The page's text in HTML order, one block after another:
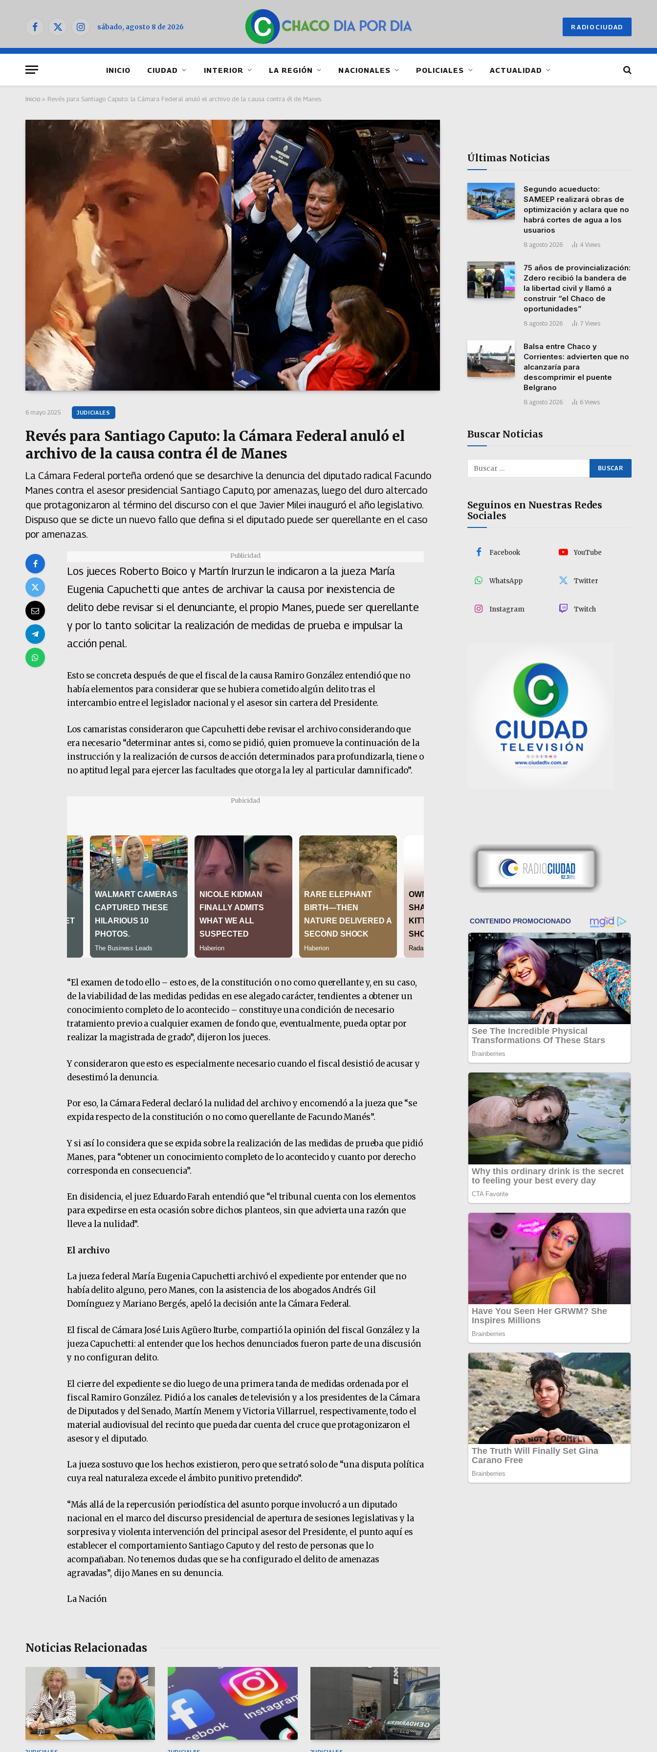
Facebook
X
Instagramsábado, agosto 8 de 2026 RADIOCIUDAD
INICIO CIUDAD INTERIOR LA REGIÓN NACIONALES POLICIALES ACTUALIDAD
Inicio » Revés para Santiago Caputo: la Cámara Federal anuló el archivo de la causa contra él de Manes
6 mayo 2025 JUDICIALES
Revés para Santiago Caputo: la Cámara Federal anuló el
archivo de la causa contra él de Manes
La Cámara Federal porteña ordenó que se desarchive la denuncia del diputado radical Facundo
Manes contra el asesor presidencial Santiago Caputo, por amenazas, luego del duro altercado
que protagonizaron al término del discurso con el que Javier Milei inauguró el año legislativo.
Dispuso que se dicte un nuevo fallo que defina si el diputado puede ser querellante en el caso
por amenazas.
Publicidad
Los jueces Roberto Boico y Martín Irurzun le indicaron a la jueza María
Eugenia Capuchetti que antes de archivar la causa por inexistencia de
delito debe revisar si el denunciante, el propio Manes, puede ser querellante
y por lo tanto solicitar la realización de medidas de prueba e impulsar la
acción penal.
Esto se concreta después de que el fiscal de la causa Ramiro González entendió que no
había elementos para considerar que se hubiera cometido algún delito tras el
intercambio entre el legislador nacional y el asesor sin cartera del Presidente.
Los camaristas consideraron que Capcuhetti debe revisar el archivo considerando que
era necesario “determinar antes si, como se pidió, quien promueve la continuación de la
instrucción y la realización de cursos de acción determinados para profundizarla, tiene o
no aptitud legal para ejercer las facultades que otorga la ley al particular damnificado”.
Pubicidad
“El examen de todo ello – esto es, de la constitución o no como querellante y, en su caso,
de la viabilidad de las medidas pedidas en ese alegado carácter, tendientes a obtener un
conocimiento completo de lo acontecido – constituye una condición de necesario
tratamiento previo a cualquier examen de fondo que, eventualmente, pueda optar por
realizar la magistrada de grado”, dijeron los jueces.
Y consideraron que esto es especialmente necesario cuando el fiscal desistió de acusar y
desestimó la denuncia.
Por eso, la Cámara Federal declaró la nulidad del archivo y encomendó a la jueza que “se
expida respecto de la constitución o no como querellante de Facundo Manés”.
Y si así lo considera que se expida sobre la realización de las medidas de prueba que pidió
Manes, para “obtener un conocimiento completo de lo acontecido y cuanto por derecho
corresponda en consecuencia”.
En disidencia, el juez Eduardo Farah entendió que “el tribunal cuenta con los elementos
para expedirse en esta ocasión sobre dichos planteos, sin que advierta una razón que
lleve a la nulidad”.
El archivo
La jueza federal María Eugenia Capuchetti archivó el expediente por entender que no
había delito alguno, pero Manes, con la asistencia de los abogados Andrés Gil
Domínguez y Mariano Bergés, apeló la decisión ante la Cámara Federal.
El fiscal de Cámara José Luis Agüero Iturbe, compartió la opinión del fiscal González y la
jueza Capuchetti: al entender que los hechos denunciados fueron parte de una discusión
y no configuran delito.
El cierre del expediente se dio luego de una primera tanda de medidas ordenada por el
fiscal Ramiro González. Pidió a los canales de televisión y a los presidentes de la Cámara
de Diputados y del Senado, Martín Menem y Victoria Villarruel, respectivamente, todo el
material audiovisual del recinto que pueda dar cuenta del cruce que protagonizaron el
asesor y el diputado.
La jueza sostuvo que los hechos existieron, pero que se trató solo de “una disputa política
cuya real naturaleza excede el ámbito punitivo pretendido”.
“Más allá de la repercusión periodística del asunto porque involucró a un diputado
nacional en el marco del discurso presidencial de apertura de sesiones legislativas y la
sorpresiva y violenta intervención del principal asesor del Presidente, el punto aquí es
establecer el comportamiento Santiago Caputo y del resto de personas que lo
acompañaban. No tenemos dudas que se ha configurado el delito de amenazas
agravadas”, dijo Manes en su denuncia.
La Nación
Noticias Relacionadas
Últimas Noticias
Segundo acueducto:
SAMEEP realizará obras de
optimización y aclara que no
habrá cortes de agua a los
usuarios
8 agosto 2026 4 Views
75 años de provincialización:
Zdero recibió la bandera de
la libertad civil y llamó a
construir “el Chaco de
oportunidades”
8 agosto 2026 7 Views
Balsa entre Chaco y
Corrientes: advierten que no
alcanzaría para
descomprimir el puente
Belgrano
8 agosto 2026 6 Views
Buscar Noticias
Seguinos en Nuestras Redes
Sociales
Facebook YouTube
WhatsApp Twitter
Instagram Twitch